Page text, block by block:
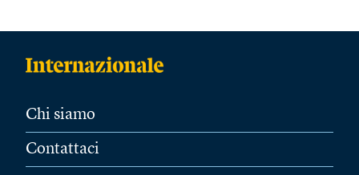
Chi siamo
Contattaci